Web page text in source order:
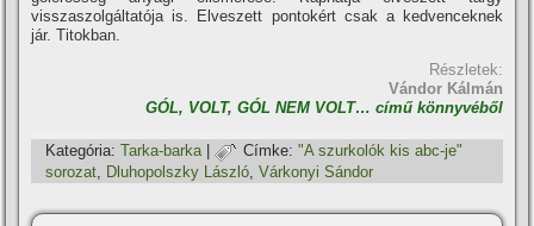
visszaszolgáltatója is. Elveszett pontokért csak a kedvenceknek
jár. Titokban.
Részletek:
Vándor Kálmán
GÓL, VOLT, GÓL NEM VOLT… cí­mű könnyvéből
Kategória: Tarka-barka| Címke: "A szurkolók kis abc-je"
sorozat
Dluhopolszky László ,Várkonyi Sándor